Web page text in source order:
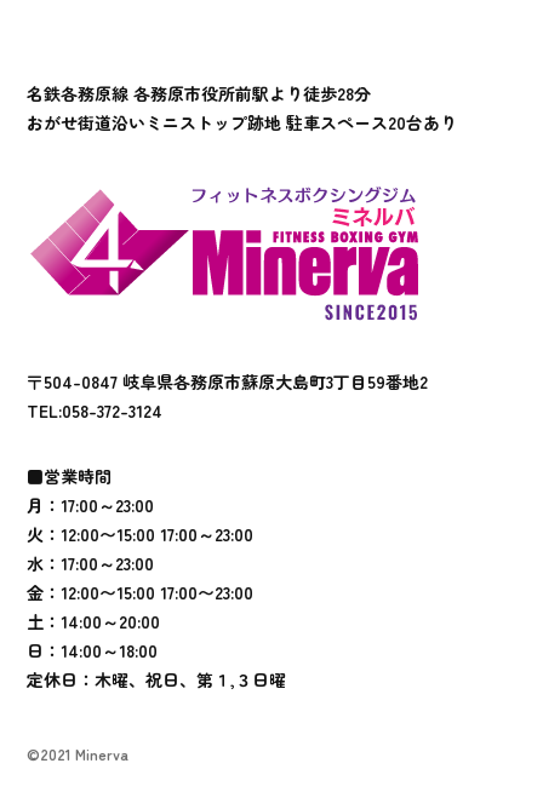
〒504-0847 岐阜県各務原市蘇原大島町3丁目59番地2
TEL:058-372-3124
■営業時間
月：17:00～23:00
火：12:00〜15:00 17:00～23:00
水：17:00～23:00
金：12:00〜15:00 17:00〜23:00
土：14:00～20:00
日：14:00～18:00
定休日：木曜、祝日、第１,３日曜
©2021 Minerva
名鉄各務原線 各務原市役所前駅より徒歩28分
おがせ街道沿いミニストップ跡地 駐車スペース20台あり